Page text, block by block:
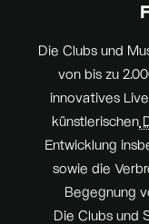
Die Clubs und
von bis zu
innovatives Live
künstlerischen
Entwicklung
sowie die
Begegnung
Die Clubs und